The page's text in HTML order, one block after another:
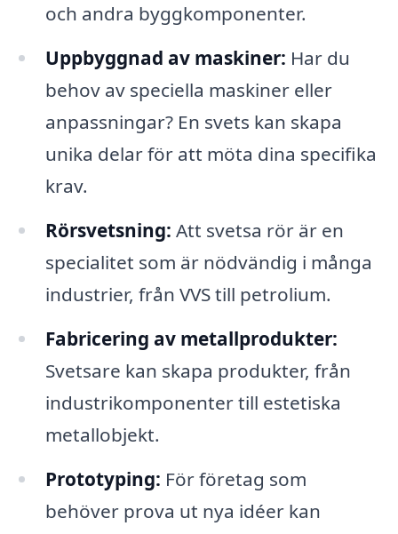
och andra byggkomponenter.
Uppbyggnad av maskiner: Har du
behov av speciella maskiner eller
anpassningar? En svets kan skapa
unika delar för att möta dina specifika
krav.
Rörsvetsning: Att svetsa rör är en
specialitet som är nödvändig i många
industrier, från VVS till petrolium.
Fabricering av metallprodukter:
Svetsare kan skapa produkter, från
industrikomponenter till estetiska
metallobjekt.
Prototyping: För företag som
behöver prova ut nya idéer kan